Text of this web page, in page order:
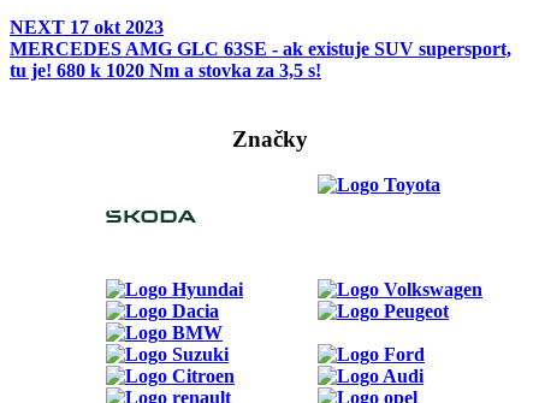
NEXT 17 okt 2023
MERCEDES AMG GLC 63SE - ak existuje SUV supersport,
tu je! 680 k 1020 Nm a stovka za 3,5 s!
Značky